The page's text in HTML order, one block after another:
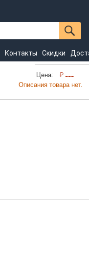
Контакты Скидки
Настенные Настольные
Цена: ₽ ---
Описания товара нет.